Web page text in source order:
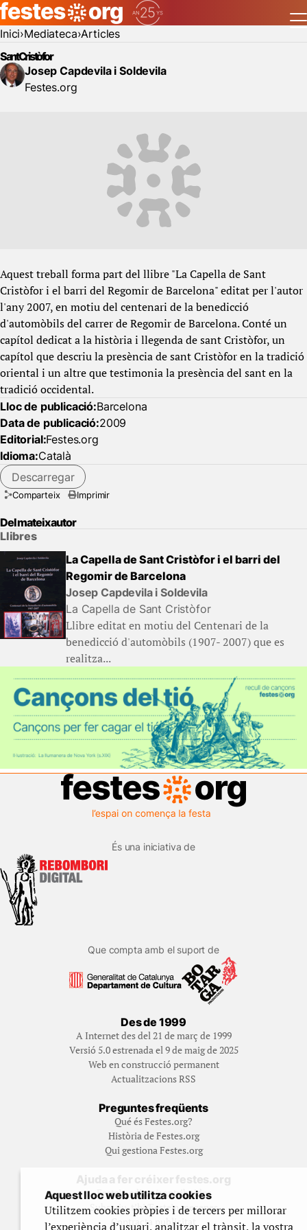
Inici Mediateca Articles
Sant Cristòfor
Josep Capdevila i Soldevila
Festes.org
Aquest treball forma part del llibre "La Capella de Sant
Cristòfor i el barri del Regomir de Barcelona" editat per l'autor
l'any 2007, en motiu del centenari de la benedicció
d'automòbils del carrer de Regomir de Barcelona. Conté un
capítol dedicat a la història i llegenda de sant Cristòfor, un
capítol que descriu la presència de sant Cristòfor en la tradició
oriental i un altre que testimonia la presència del sant en la
tradició occidental.
Lloc de publicació:Barcelona
Data de publicació:2009
Editorial:Festes.org
Idioma:Català
Descarregar
Comparteix Imprimir
Del mateix autor
Llibres
La Capella de Sant Cristòfor i el barri del
Regomir de Barcelona
Josep Capdevila i Soldevila
La Capella de Sant Cristòfor
Llibre editat en motiu del Centenari de la
benedicció d'automòbils (1907- 2007) que es
realitza...
És una iniciativa de
Que compta amb el suport de
Des de 1999
A Internet des del 21 de març de 1999
Versió 5.0 estrenada el 9 de maig de 2025
Web en construcció permanent
Actualitzacions RSS
Preguntes freqüents
Qué és Festes.org?
Història de Festes.org
Qui gestiona Festes.org
Ajuda a fer créixer festes.org
Feste’n editor/contribuidor
Subscriu-t’hi/Feste’n mecenes
Contracta publicitat
Aquest lloc web utilitza cookies
Utilitzem cookies pròpies i de tercers per millorar
l’experiència d’usuari, analitzar el trànsit, la vostra